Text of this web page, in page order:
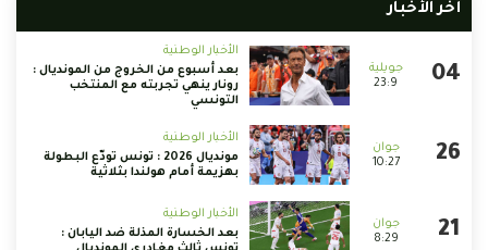
أخر الأخبار
23:9
الأخبار الوطنية
بعد أسبوع من الخروج من المونديال :
رونار ينهي تجربته مع المنتخب
التونسي
10:27
الأخبار الوطنية
مونديال 2026 : تونس تودّع البطولة
بهزيمة أمام هولندا بثلاثية
8:29
الأخبار الوطنية
بعد الخسارة المذلة ضد اليابان :